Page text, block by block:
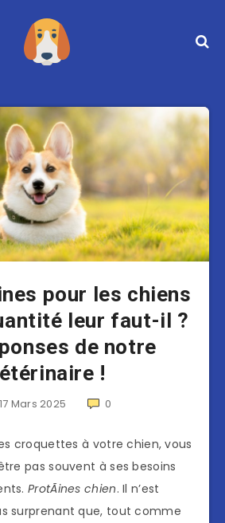
pour les chiens
leur faut-il ?
de notre
!
17 Mars 2025 0
croquettes à votre chien, vous
pas souvent à ses besoins
ProtÃines chien. Il n’est
surprenant que, tout comme